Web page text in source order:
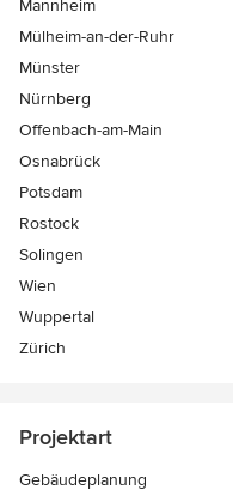
Mannheim
Mülheim-an-der-Ruhr
Münster
Nürnberg
Offenbach-am-Main
Osnabrück
Potsdam
Rostock
Solingen
Wien
Wuppertal
Zürich
Projektart
Gebäudeplanung